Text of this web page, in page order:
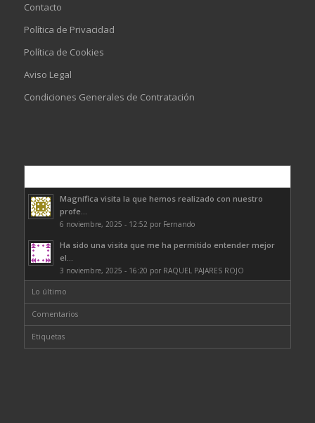
Contacto
Política de Privacidad
Política de Cookies
Aviso Legal
Condiciones Generales de Contratación
Magnífica visita la que hemos realizado con nuestro
profe...
6 noviembre, 2025 - 12:52 por Fernando
Ha sido una visita que me ha permitido entender mejor
el...
3 noviembre, 2025 - 16:20 por RAQUEL PAJARES ROJO
Lo último
Comentarios
Etiquetas